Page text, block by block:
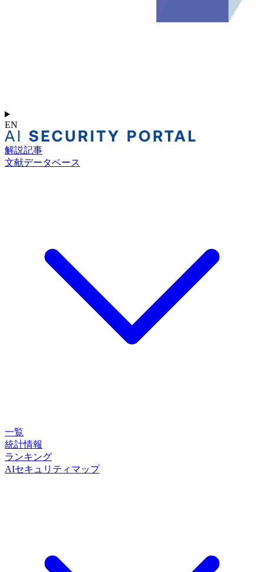
EN
解説記事
文献データベース
一覧
統計情報
ランキング
AIセキュリティマップ